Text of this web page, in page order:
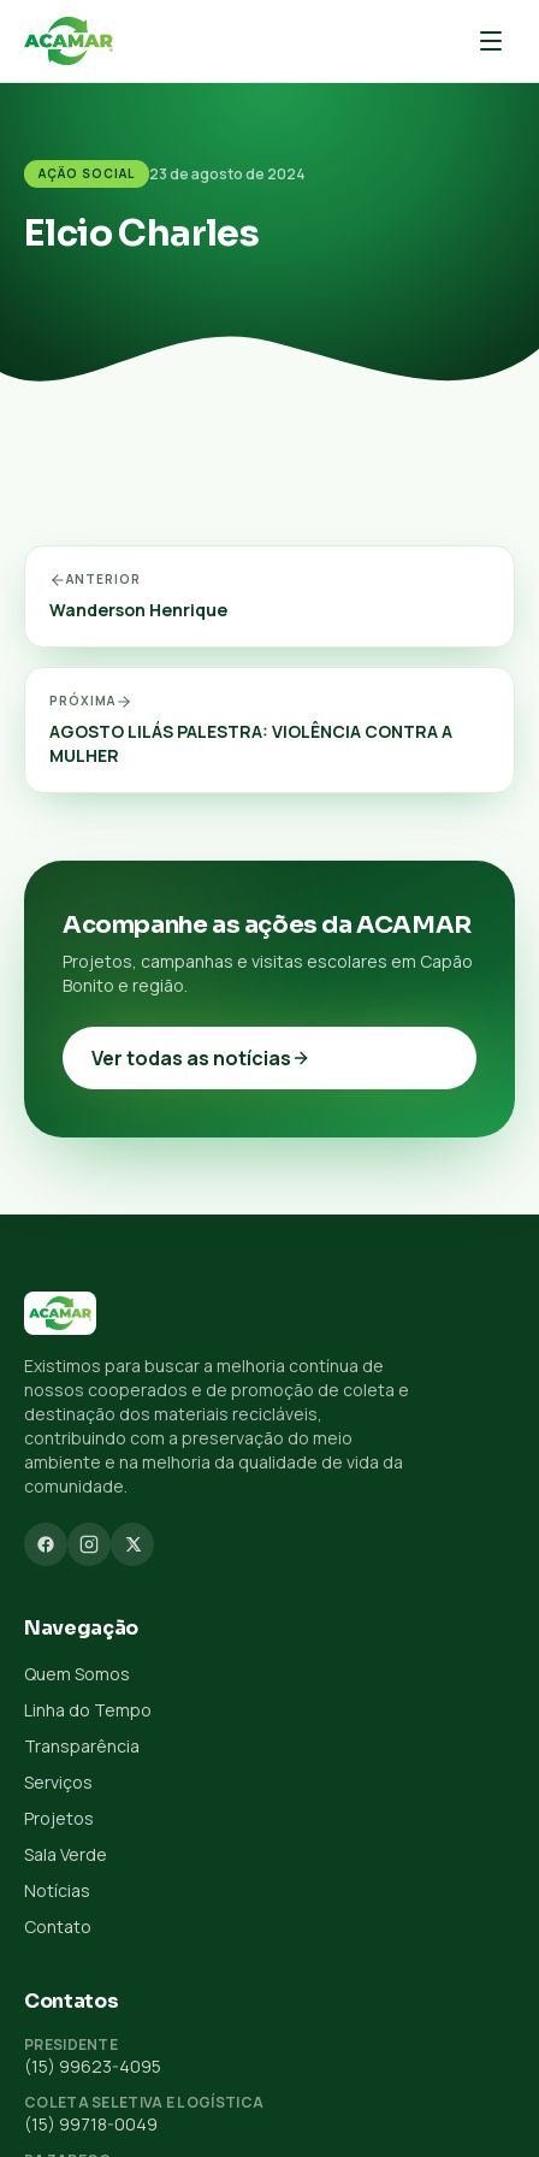
AÇÃO SOCIAL 23 de agosto de 2024
Elcio Charles
ANTERIOR
Wanderson Henrique
PRÓXIMA
AGOSTO LILÁS PALESTRA: VIOLÊNCIA CONTRA A
MULHER
Acompanhe as ações da ACAMAR
Projetos, campanhas e visitas escolares em Capão
Bonito e região.
Ver todas as notícias
Existimos para buscar a melhoria contínua de
nossos cooperados e de promoção de coleta e
destinação dos materiais recicláveis,
contribuindo com a preservação do meio
ambiente e na melhoria da qualidade de vida da
comunidade.
Navegação
Quem Somos
Linha do Tempo
Transparência
Serviços
Projetos
Sala Verde
Notícias
Contato
Contatos
PRESIDENTE
(15) 99623-4095
COLETA SELETIVA E LOGÍSTICA
(15) 99718-0049